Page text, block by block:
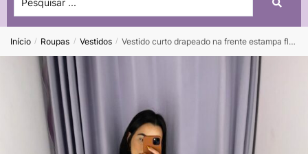
Início / Roupas / Vestidos / Vestido curto drapeado na frente estampa floral ZARA – P – VENDIDO SISTEMA OTO